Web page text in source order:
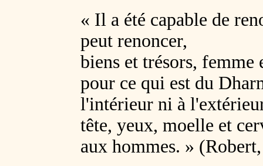
« Il a été capable de
peut renoncer,
biens et trésors,
pour ce qui est du
l'intérieur ni à
tête, yeux, moelle et
aux hommes. »